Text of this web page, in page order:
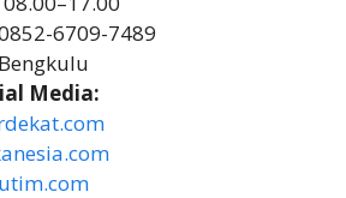
6709-7489
Bengkulu
Media: